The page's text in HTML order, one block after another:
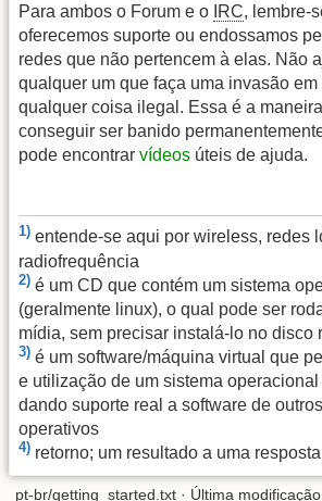
Para ambos o Forum e o IRC, lembre-
oferecemos suporte ou endossamos
redes que não pertencem à elas. Não
qualquer um que faça uma invasão
qualquer coisa ilegal. Essa é a
conseguir ser banido
pode encontrar vídeos úteis de ajuda.
1) entende-se aqui por wireless, redes
radiofrequência
2) é um CD que contém um sistema
(geralmente linux), o qual pode ser
mídia, sem precisar instalá-lo no disco
3) é um software/máquina virtual que
e utilização de um sistema
dando suporte real a software de
operativos
4) retorno; um resultado a uma
pt-br/getting_started.txt · Última